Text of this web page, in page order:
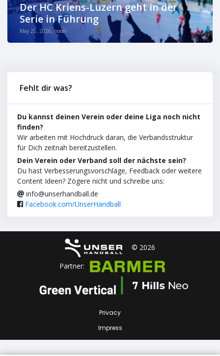
Der HC Kriens-Luzern geht in der
Serie in Führung
May 25, 2026, noon
Fehlt dir was?
Du kannst deinen Verein oder deine Liga noch nicht
finden?
Wir arbeiten mit Hochdruck daran, die Verbandsstruktur
für Dich zeitnah bereitzustellen.
Dein Verein oder Verband soll der nächste sein?
Du hast Verbesserungsvorschläge, Feedback oder weitere
Content Ideen? Zögere nicht und schreibe uns:
info@unserhandball.de
Facebook.com/UnserHandball
© 2026
Partner:
Privacy
Impress